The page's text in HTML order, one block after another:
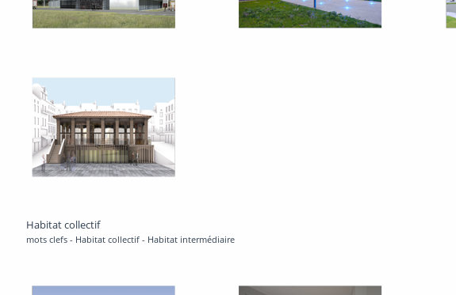
Habitat collectif
mots clefs - Habitat collectif - Habitat intermédiaire